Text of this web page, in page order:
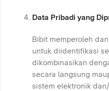
Data Pribadi yang
Bibit memperoleh
untuk diidentifikasi
dikombinasikan
secara langsung
sistem elektronik